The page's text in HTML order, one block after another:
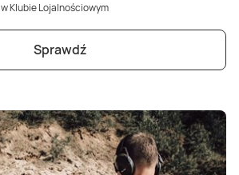
w Klubie Lojalnościowym
Sprawdź